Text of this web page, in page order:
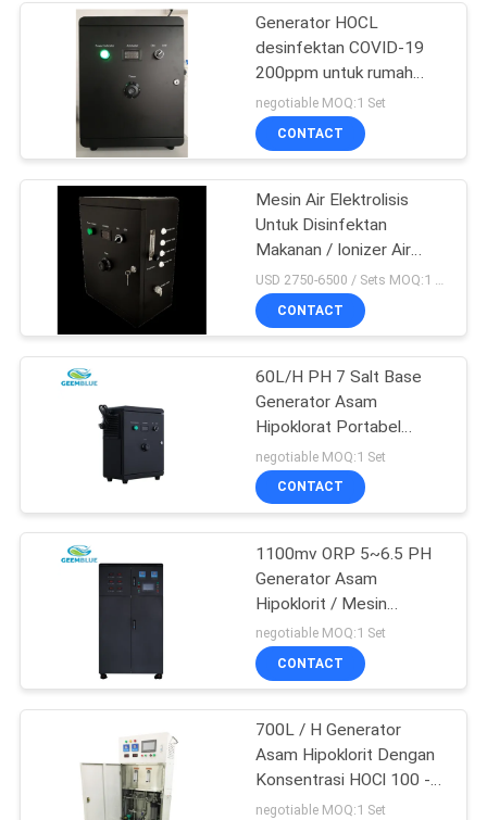
SITEMAP
KEBIJAKAN
PRIBADI
Mesin Air Alkaline
Industri
Sistem Sterilisasi
UV
Sistem Pengolahan
Air RO
Mesin Konstruksi
Rekayasa
Generator HOCL
desinfektan COVID-19
200ppm untuk rumah
sakit dan hotel
negotiable MOQ:1 Set
CONTACT
Mesin Air Elektrolisis
Untuk Disinfektan
Makanan / Ionizer Air
Asam
CONTACT
60L/H PH 7 Salt Base
Generator Asam
Hipoklorat Portabel
Kontrol Manual
negotiable MOQ:1 Set
CONTACT
1100mv ORP 5~6.5 PH
Generator Asam
Hipoklorit / Mesin
Pengion Air Asam
negotiable MOQ:1 Set
CONTACT
700L / H Generator
Asam Hipoklorit Dengan
Konsentrasi HOCl 100 -
200 PPM
negotiable MOQ:1 Set